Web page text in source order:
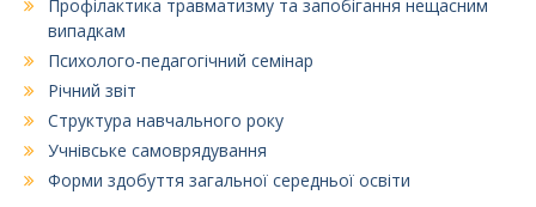
Профілактика травматизму та запобігання нещасним
випадкам
Психолого-педагогічний семінар
Річний звіт
Структура навчального року
Учнівське самоврядування
Форми здобуття загальної середньої освіти